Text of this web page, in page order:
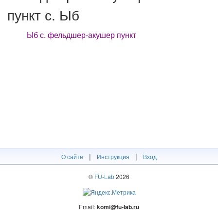
пункт с. Ыб
Ыб с. фельдшер-акушер пункт
О сайте | Инструкция | Вход
© FU-Lab2026
Email:komi@fu-lab.ru